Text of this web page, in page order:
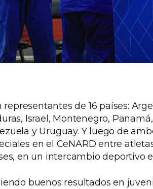
de 16 países:
Israel, Montenegro,
y Uruguay. Y luego de
en el CeNARD entre
en un intercambio deportivo
buenos resultados en